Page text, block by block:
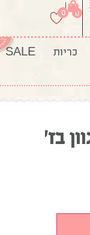
0
|
0
כריות SALE
בז’